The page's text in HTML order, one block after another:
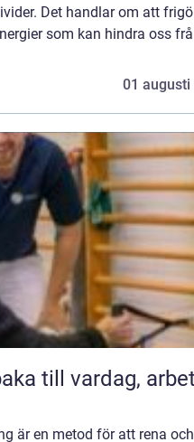
Det handlar om att
som kan hindra oss
01 augusti
är en metod för att rena och